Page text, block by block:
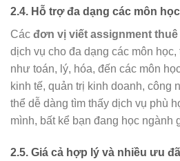
2.4. Hỗ trợ đa dạng các môn
Các đơn vị viết assignment thuê
dịch vụ cho đa dạng các môn
như toán, lý, hóa, đến các môn
kinh tế, quản trị kinh doanh, công
thể dễ dàng tìm thấy dịch vụ phù
mình, bất kể bạn đang học ngành
2.5. Giá cả hợp lý và nhiều ưu